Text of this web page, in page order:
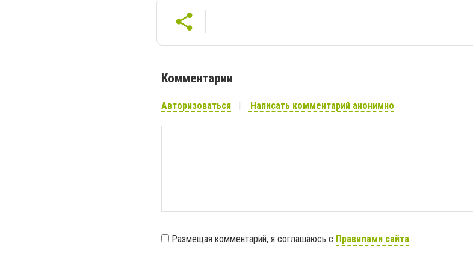
Комментарии
Авторизоваться Написать комментарий анонимно
Размещая комментарий, я соглашаюсь с Правилами сайта